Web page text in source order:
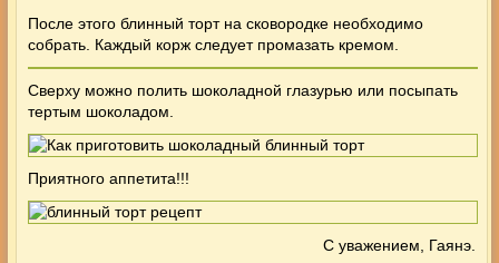
После этого блинный торт на сковородке необходимо
собрать. Каждый корж следует промазать кремом.
Сверху можно полить шоколадной глазурью или посыпать
тертым шоколадом.
Приятного аппетита!!!
С уважением, Гаянэ.